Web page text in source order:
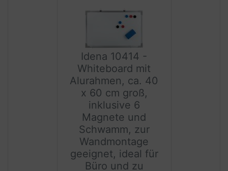
Idena 10414 -
Whiteboard mit
Alurahmen, ca. 40
x 60 cm groß,
inklusive 6
Magnete und
Schwamm, zur
Wandmontage
geeignet, ideal für
Büro und zu